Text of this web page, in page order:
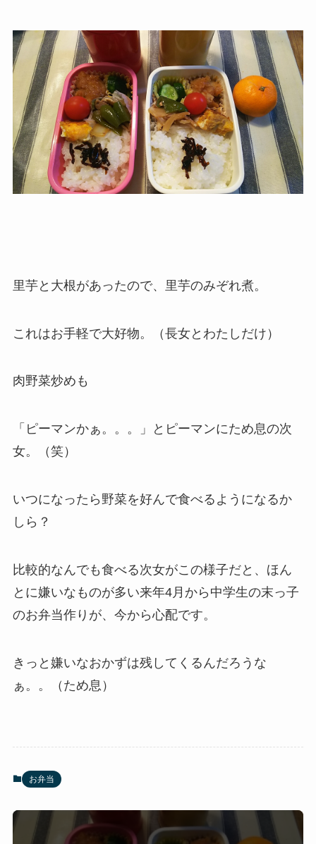
里芋と大根があったので、里芋のみぞれ煮。
これはお手軽で大好物。（長女とわたしだけ）
肉野菜炒めも
「ピーマンかぁ。。。」とピーマンにため息の次
女。（笑）
いつになったら野菜を好んで食べるようになるか
しら？
比較的なんでも食べる次女がこの様子だと、ほん
とに嫌いなものが多い来年4月から中学生の末っ子
のお弁当作りが、今から心配です。
きっと嫌いなおかずは残してくるんだろうな
ぁ。。（ため息）
お弁当